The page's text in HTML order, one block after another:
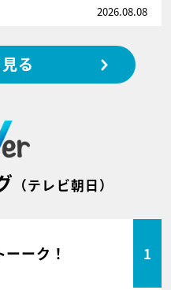
2026.08.08
る
（テレビ朝日）
ーーク！ 1